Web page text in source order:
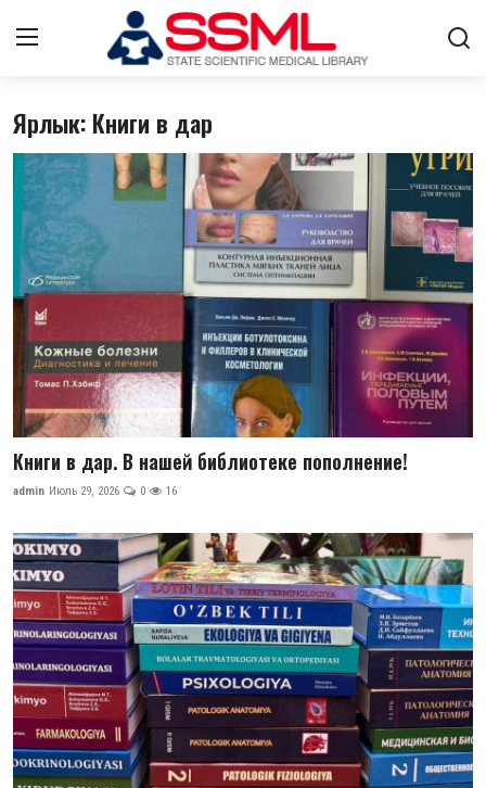
Авторизоваться
Главная
О нас
Архив журналов Узбекистана
Контакты
Стратегический план развития
Лента
ГНМБ
История здравоохранения Узбекистана
Периодические издания
Фотогалерея
Медики Узбекистана
ВАК
Ярлык: Книги в дар
Книги в дар. В нашей библиотеке пополнение!
admin Июль 29, 2026 0 16